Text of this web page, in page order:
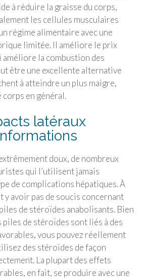
à réduire la graisse du corps,
les cellules musculaires
régime alimentaire avec une
limitée. Il améliore le prix
améliore la combustion des
être une excellente alternative
à atteindre un plus maigre,
corps en général.
latéraux
doux, de nombreux
qui l’utilisent jamais
de complications hépatiques. À
y avoir pas de soucis concernant
de stéroïdes anabolisants. Bien
piles de stéroïdes sont liés à des
vous pouvez réellement
des stéroïdes de façon
La plupart des effets
en fait, se produire avec une